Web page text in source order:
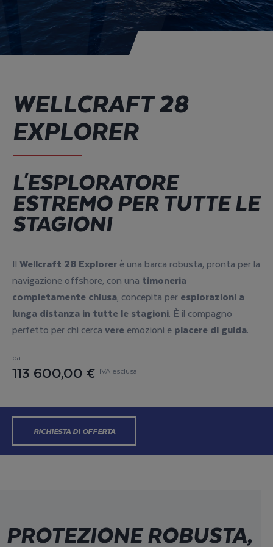
WELLCRAFT 28
EXPLORER
L'ESPLORATORE
ESTREMO PER TUTTE LE
STAGIONI
Il Wellcraft 28 Explorer è una barca robusta, pronta per la
navigazione offshore, con una timoneria
completamente chiusa, concepita per esplorazioni a
lunga distanza in tutte le stagioni. È il compagno
perfetto per chi cerca vere emozioni e piacere di guida.
da
113 600,00 € IVA esclusa
RICHIESTA DI OFFERTA
PROTEZIONE ROBUSTA,